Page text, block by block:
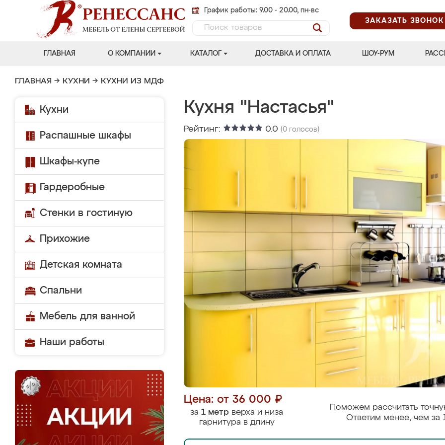
График работы: 9.00 - 20.00, пн-вс
ЗАКАЗАТЬ ЗВОНОК
ГЛАВНАЯ О КОМПАНИИ КАТАЛОГ ДОСТАВКА И ОПЛАТА ШОУ-РУМ
ГЛАВНАЯ → КУХНИ → КУХНИ ИЗ МДФ
Кухни
Распашные шкафы
Шкафы-купе
Гардеробные
Стенки в гостиную
Прихожие
Детская комната
Спальни
Мебель для ванной
Наши работы
Кухня "Настасья"
Рейтинг: 0.0 (0 голосов)
Цена: от 36 000 ₽
за 1 метр верха и низа
гарнитура в длину
Поможем рассчитать
Ответим менее, чем за